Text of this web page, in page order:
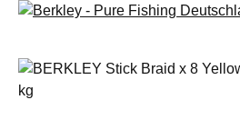
Bildergalerie überspringen